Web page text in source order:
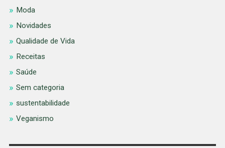
Moda
Novidades
Qualidade de Vida
Receitas
Saúde
Sem categoria
sustentabilidade
Veganismo